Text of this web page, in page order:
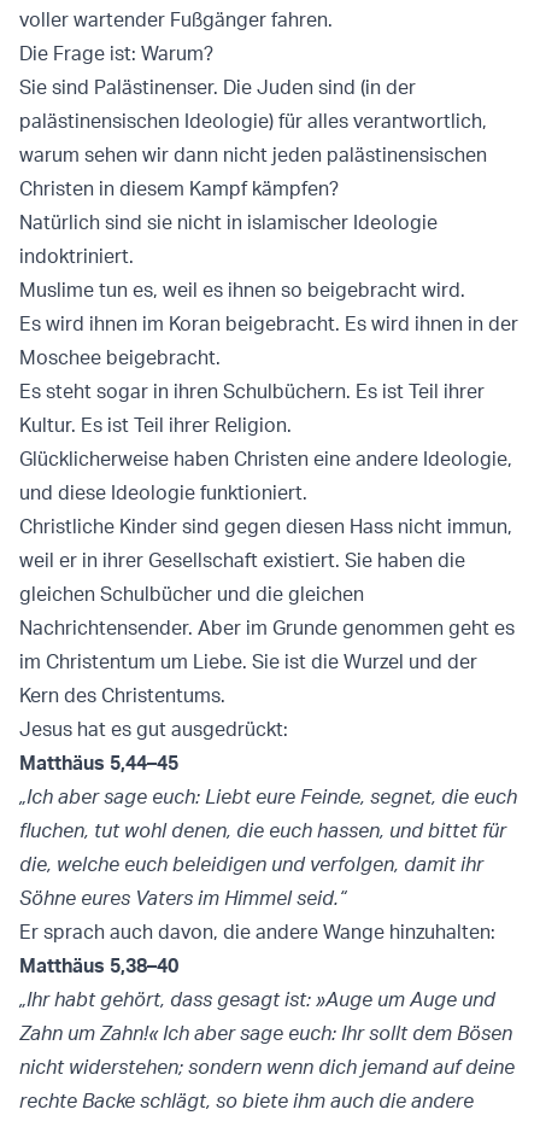
voller wartender Fußgänger fahren.
Die Frage ist: Warum?
Sie sind Palästinenser. Die Juden sind (in der
palästinensischen Ideologie) für alles verantwortlich,
warum sehen wir dann nicht jeden palästinensischen
Christen in diesem Kampf kämpfen?
Natürlich sind sie nicht in islamischer Ideologie
indoktriniert.
Muslime tun es, weil es ihnen so beigebracht wird.
Es wird ihnen im Koran beigebracht. Es wird ihnen in der
Moschee beigebracht.
Es steht sogar in ihren Schulbüchern. Es ist Teil ihrer
Kultur. Es ist Teil ihrer Religion.
Glücklicherweise haben Christen eine andere Ideologie,
und diese Ideologie funktioniert.
Christliche Kinder sind gegen diesen Hass nicht immun,
weil er in ihrer Gesellschaft existiert. Sie haben die
gleichen Schulbücher und die gleichen
Nachrichtensender. Aber im Grunde genommen geht es
im Christentum um Liebe. Sie ist die Wurzel und der
Kern des Christentums.
Jesus hat es gut ausgedrückt:
Matthäus 5,44–45
„Ich aber sage euch: Liebt eure Feinde, segnet, die euch
fluchen, tut wohl denen, die euch hassen, und bittet für
die, welche euch beleidigen und verfolgen, damit ihr
Söhne eures Vaters im Himmel seid.“
Er sprach auch davon, die andere Wange hinzuhalten:
Matthäus 5,38–40
„Ihr habt gehört, dass gesagt ist: »Auge um Auge und
Zahn um Zahn!« Ich aber sage euch: Ihr sollt dem Bösen
nicht widerstehen; sondern wenn dich jemand auf deine
rechte Backe schlägt, so biete ihm auch die andere